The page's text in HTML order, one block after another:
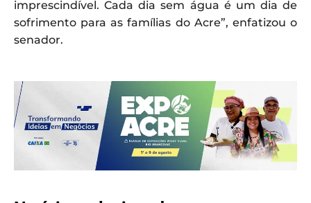
imprescindível. Cada dia sem água é um dia de
sofrimento para as famílias do Acre”, enfatizou o
senador.